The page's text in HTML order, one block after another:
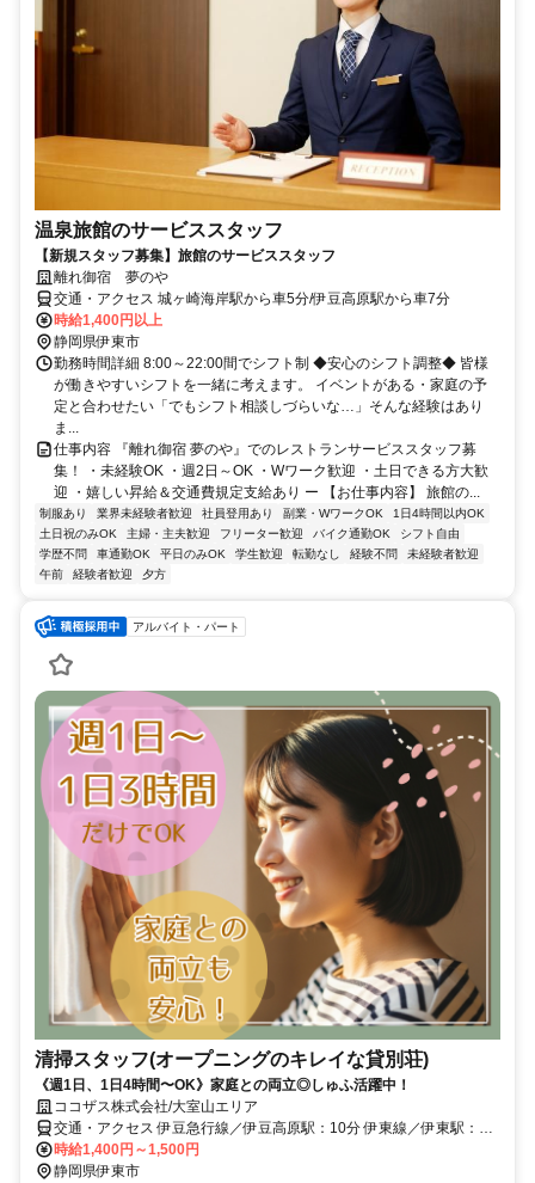
温泉旅館のサービススタッフ
【新規スタッフ募集】旅館のサービススタッフ
離れ御宿 夢のや
交通・アクセス 城ヶ崎海岸駅から車5分/伊豆高原駅から車7分
時給1,400円以上
静岡県伊東市
勤務時間詳細 8:00～22:00間でシフト制 ◆安心のシフト調整◆ 皆様
が働きやすいシフトを一緒に考えます。 イベントがある・家庭の予
定と合わせたい「でもシフト相談しづらいな…」そんな経験はあり
ま...
仕事内容 『離れ御宿 夢のや』でのレストランサービススタッフ募
集！ ・未経験OK ・週2日～OK ・Wワーク歓迎 ・土日できる方大歓
迎 ・嬉しい昇給＆交通費規定支給あり ー 【お仕事内容】 旅館の...
制服あり 業界未経験者歓迎 社員登用あり 副業・WワークOK
1日4時間以内OK
土日祝のみOK
主婦・主夫歓迎 フリーター歓迎 バイク通勤OK
シフト自由
学歴不問
車通勤OK 平日のみOK 学生歓迎 転勤なし 経験不問
未経験者歓迎
午前
経験者歓迎 夕方
アルバイト・パート
清掃スタッフ(オープニングのキレイな貸別荘)
《週1日、1日4時間〜OK》家庭との両立◎しゅふ活躍中！
ココザス株式会社/大室山エリア
交通・アクセス 伊豆急行線／伊豆高原駅：10分 伊東線／伊東駅：25
分 シャボテン公園から徒歩3分
時給1,400円～1,500円
静岡県伊東市